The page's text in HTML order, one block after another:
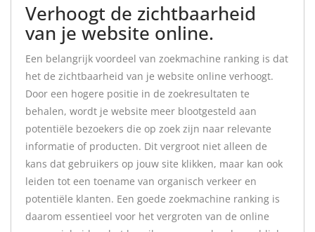
Verhoogt de zichtbaarheid
van je website online.
Een belangrijk voordeel van zoekmachine ranking is dat
het de zichtbaarheid van je website online verhoogt.
Door een hogere positie in de zoekresultaten te
behalen, wordt je website meer blootgesteld aan
potentiële bezoekers die op zoek zijn naar relevante
informatie of producten. Dit vergroot niet alleen de
kans dat gebruikers op jouw site klikken, maar kan ook
leiden tot een toename van organisch verkeer en
potentiële klanten. Een goede zoekmachine ranking is
daarom essentieel voor het vergroten van de online